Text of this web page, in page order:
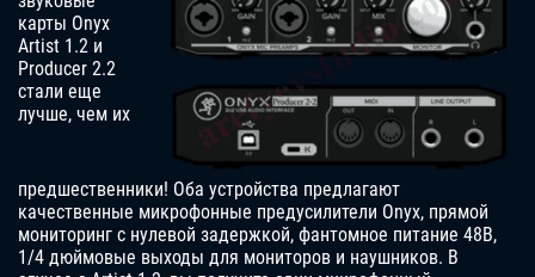
карты Onyx
Artist 1.2 и
Producer 2.2
стали еще
лучше, чем их
предшественники! Оба устройства предлагают
качественные микрофонные предусилители Onyx, прямой
мониторинг с нулевой задержкой, фантомное питание 48B,
1/4 дюймовые выходы для мониторов и наушников. В